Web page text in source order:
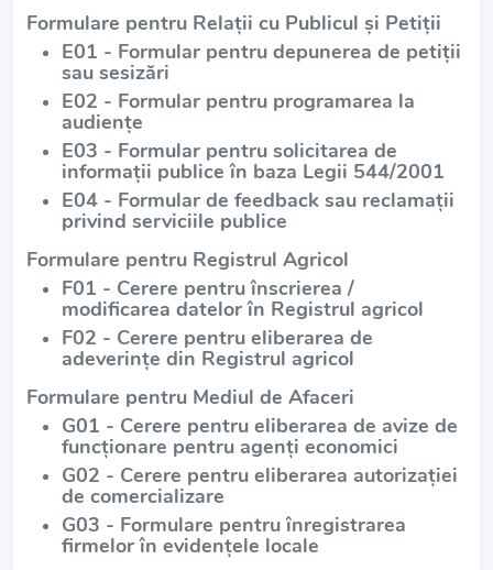
Formulare pentru Relații cu Publicul și Petiții
E01 - Formular pentru depunerea de petiții
sau sesizări
E02 - Formular pentru programarea la
audiențe
E03 - Formular pentru solicitarea de
informații publice în baza Legii 544/2001
E04 - Formular de feedback sau reclamații
privind serviciile publice
Formulare pentru Registrul Agricol
F01 - Cerere pentru înscrierea /
modificarea datelor în Registrul agricol
F02 - Cerere pentru eliberarea de
adeverințe din Registrul agricol
Formulare pentru Mediul de Afaceri
G01 - Cerere pentru eliberarea de avize de
funcționare pentru agenți economici
G02 - Cerere pentru eliberarea autorizației
de comercializare
G03 - Formulare pentru înregistrarea
firmelor în evidențele locale